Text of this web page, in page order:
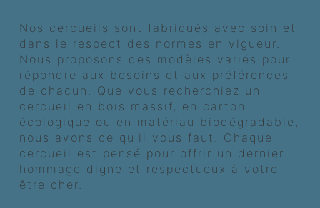
Nos cercueils sont fabriqués avec soin et
dans le respect des normes en vigueur.
Nous proposons des modèles variés pour
répondre aux besoins et aux préférences
de chacun. Que vous recherchiez un
cercueil en bois massif, en carton
écologique ou en matériau biodégradable,
nous avons ce qu'il vous faut. Chaque
cercueil est pensé pour offrir un dernier
hommage digne et respectueux à votre
être cher.